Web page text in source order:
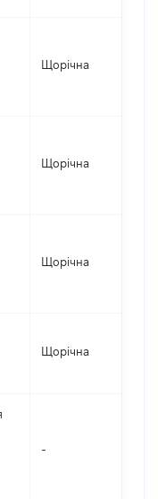
Щорічна
Щорічна
Щорічна
Щорічна
-